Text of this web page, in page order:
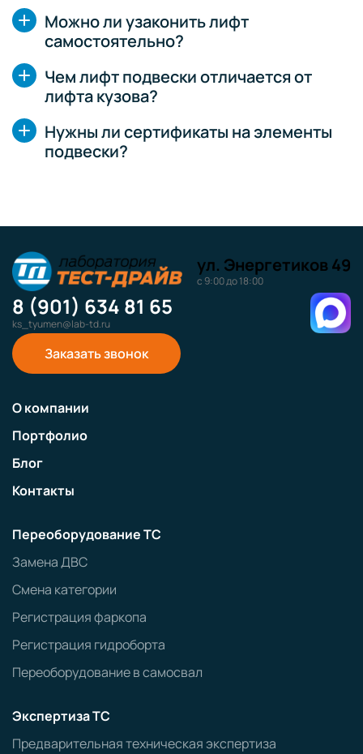
Можно ли узаконить лифт
самостоятельно?
Чем лифт подвески отличается от
лифта кузова?
Нужны ли сертификаты на элементы
подвески?
ул. Энергетиков 49
с 9:00 до 18:00
8 (901) 634 81 65
ks_tyumen@lab-td.ru
Заказать звонок
О компании
Портфолио
Блог
Контакты
Переоборудование ТС
Замена ДВС
Смена категории
Регистрация фаркопа
Регистрация гидроборта
Переоборудование в самосвал
Экспертиза ТС
Предварительная техническая экспертиза